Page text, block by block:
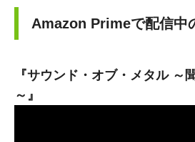
Amazon Primeで配信中
『サウンド・オブ・メタル ～
～』